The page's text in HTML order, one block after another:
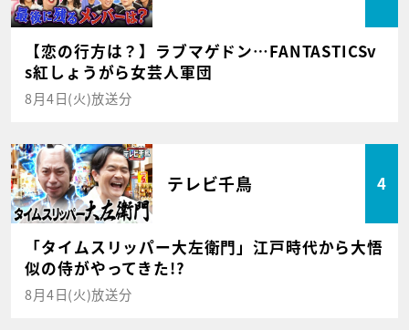
【恋の行方は？】ラブマゲドン…FANTASTICSv
s紅しょうがら女芸人軍団
8月4日(火)放送分
テレビ千鳥 4
「タイムスリッパー大左衛門」江戸時代から大悟
似の侍がやってきた!?
8月4日(火)放送分